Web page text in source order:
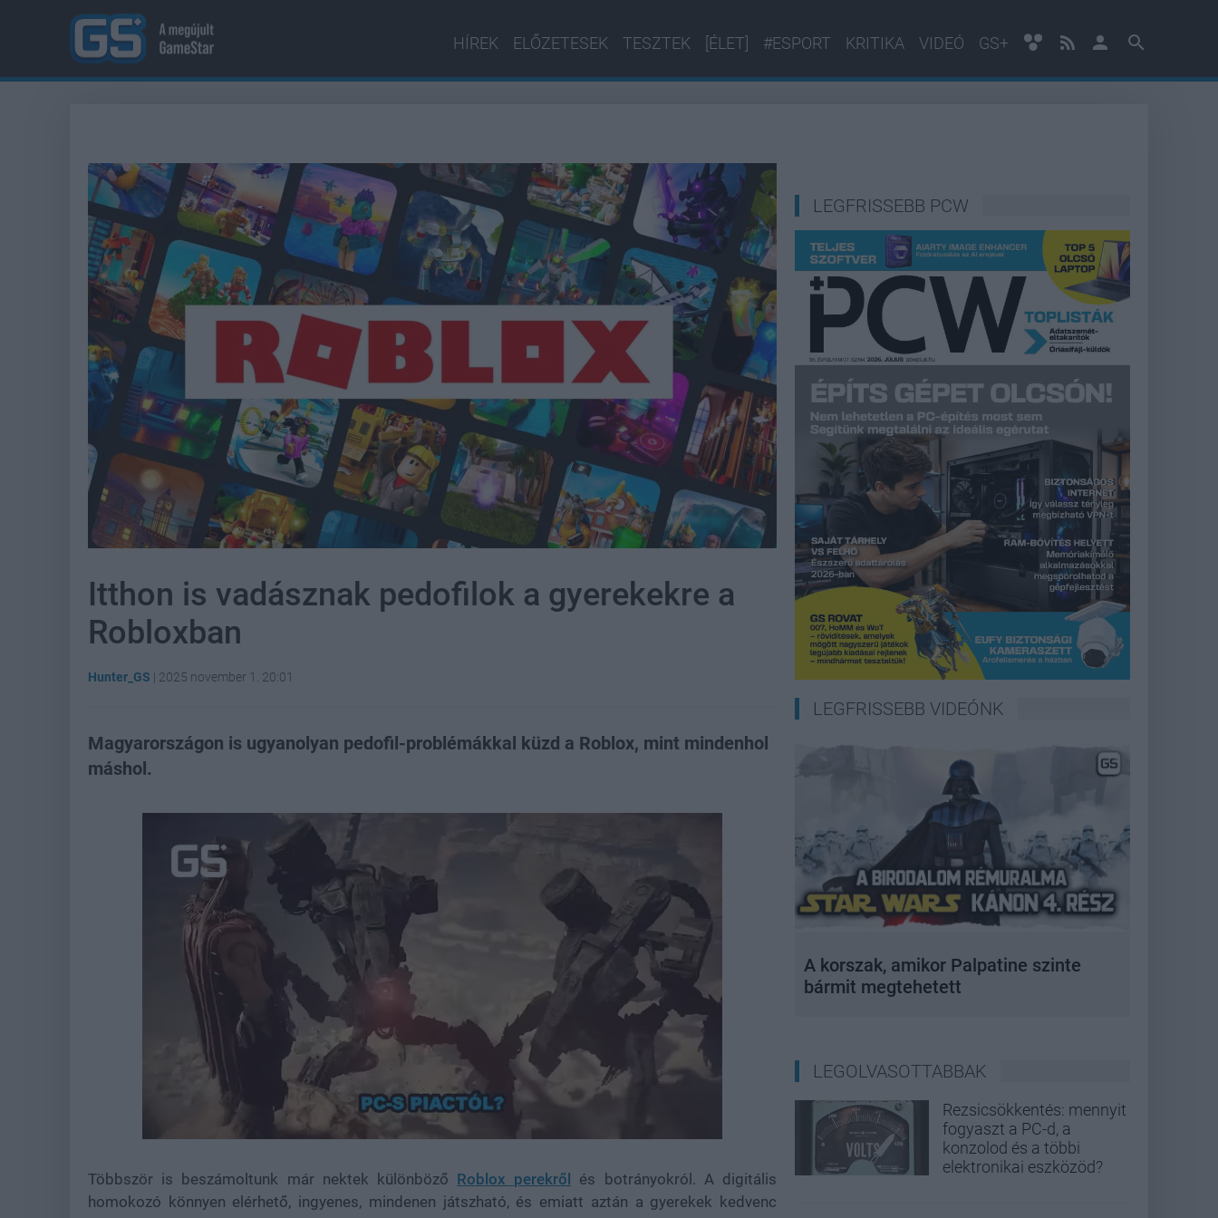
HÍREK ELŐZETESEK TESZTEK [ÉLET] #ESPORT KRITIKA VIDEÓ GS+
Itthon is vadásznak pedofilok a gyerekekre a
Robloxban
Hunter_GS | 2025 november 1. 20:01
Magyarországon is ugyanolyan pedofil-problémákkal küzd a Roblox, mint mindenhol
máshol.
44.98%
Többször is beszámoltunk már nektek különböző Roblox perekről
és botrányokról. A digitális
homokozó könnyen elérhető, ingyenes, mindenen játszható, és emiatt aztán a gyerekek kedvenc
LEGFRISSEBB PCW
LEGFRISSEBB VIDEÓNK
A korszak, amikor Palpatine szinte
bármit megtehetett
LEGOLVASOTTABBAK
Rezsicsökkentés: mennyit
fogyaszt a PC-d, a
konzolod és a többi
elektronikai eszközöd?